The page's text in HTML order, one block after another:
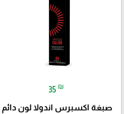
35 ₪
صبغة اكسبرس اندولا لون دائم